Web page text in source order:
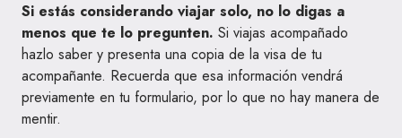
Si estás considerando viajar solo, no lo digas a
menos que te lo pregunten. Si viajas acompañado
hazlo saber y presenta una copia de la visa de tu
acompañante. Recuerda que esa información vendrá
previamente en tu formulario, por lo que no hay manera de
mentir.